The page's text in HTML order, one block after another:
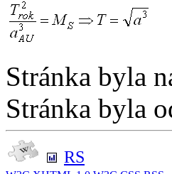
Stránka byla
Stránka byla
RS